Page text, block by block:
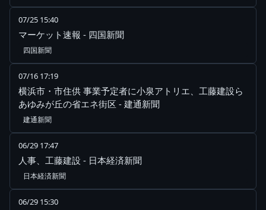
07/25 15:40
マーケット速報 - 四国新聞
四国新聞
07/16 17:19
横浜市・市住供 事業予定者に小泉アトリエ、工藤建設ら
あゆみが丘の省エネ街区 - 建通新聞
建通新聞
06/29 17:47
人事、工藤建設 - 日本経済新聞
日本経済新聞
06/29 15:30